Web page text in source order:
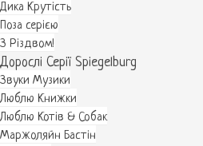
Дика Крутість
Поза серією
З Різдвом!
Дорослі Серії Spiegelburg
Звуки Музики
Люблю Книжки
Люблю Котів & Собак
Маржоляйн Бастін